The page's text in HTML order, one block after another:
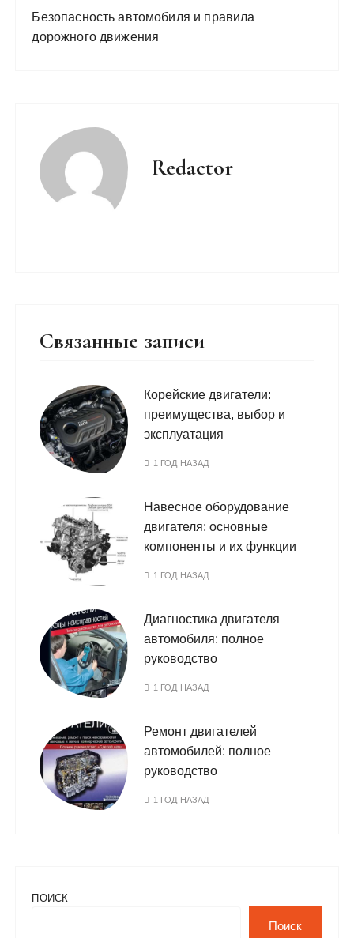
Безопасность автомобиля и правила
дорожного движения
Redactor
Связанные записи
Корейские двигатели:
преимущества, выбор и
эксплуатация
1 ГОД НАЗАД
Навесное оборудование
двигателя: основные
компоненты и их функции
1 ГОД НАЗАД
Диагностика двигателя
автомобиля: полное
руководство
1 ГОД НАЗАД
Ремонт двигателей
автомобилей: полное
руководство
1 ГОД НАЗАД
ПОИСК
Поиск